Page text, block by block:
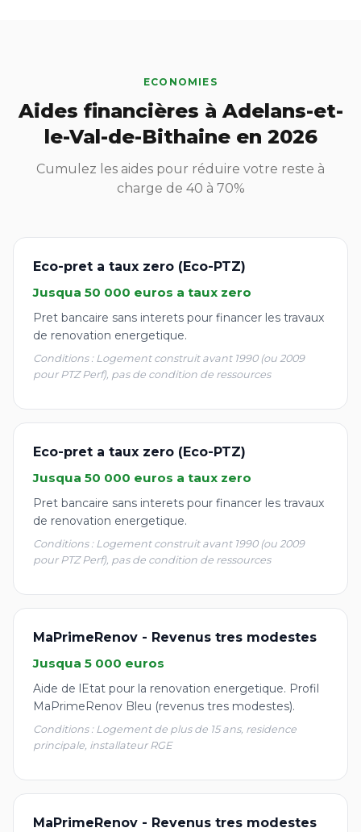
ECONOMIES
Aides financières à Adelans-et-
le-Val-de-Bithaine en 2026
Cumulez les aides pour réduire votre reste à
charge de 40 à 70%
Eco-pret a taux zero (Eco-PTZ)
Jusqua 50 000 euros a taux zero
Pret bancaire sans interets pour financer les travaux
de renovation energetique.
Conditions : Logement construit avant 1990 (ou 2009
pour PTZ Perf), pas de condition de ressources
Eco-pret a taux zero (Eco-PTZ)
Jusqua 50 000 euros a taux zero
Pret bancaire sans interets pour financer les travaux
de renovation energetique.
Conditions : Logement construit avant 1990 (ou 2009
pour PTZ Perf), pas de condition de ressources
MaPrimeRenov - Revenus tres modestes
Jusqua 5 000 euros
Aide de lEtat pour la renovation energetique. Profil
MaPrimeRenov Bleu (revenus tres modestes).
Conditions : Logement de plus de 15 ans, residence
principale, installateur RGE
MaPrimeRenov - Revenus tres modestes